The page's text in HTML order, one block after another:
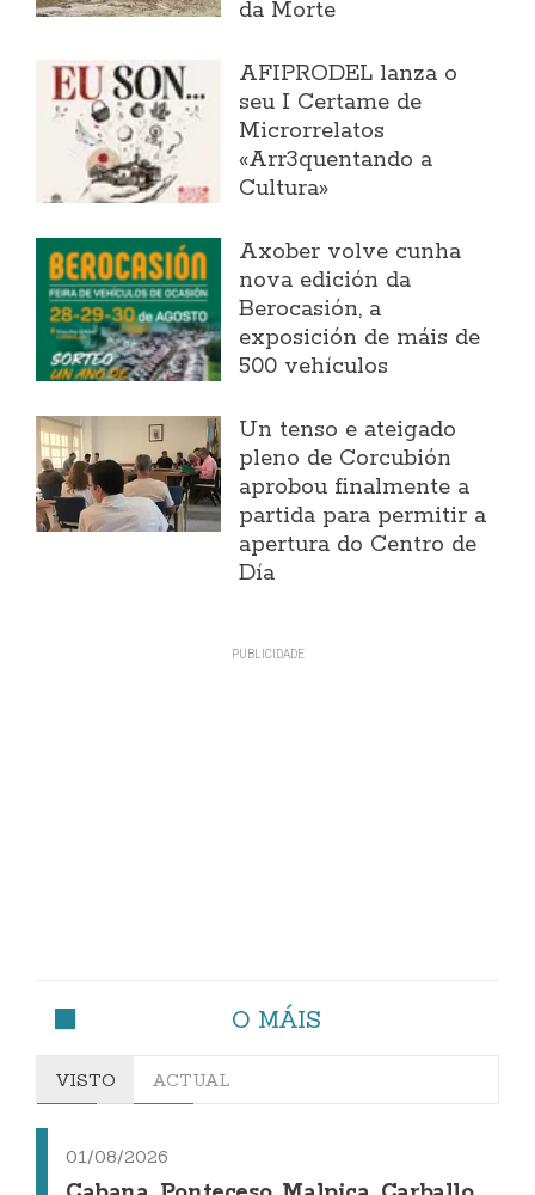
da Morte
AFIPRODEL lanza o
seu I Certame de
Microrrelatos
«Arr3quentando a
Cultura»
Axober volve cunha
nova edición da
Berocasión, a
exposición de máis de
500 vehículos
Un tenso e ateigado
pleno de Corcubión
aprobou finalmente a
partida para permitir a
apertura do Centro de
Día
O MÁIS
VISTO ACTUAL
01/08/2026